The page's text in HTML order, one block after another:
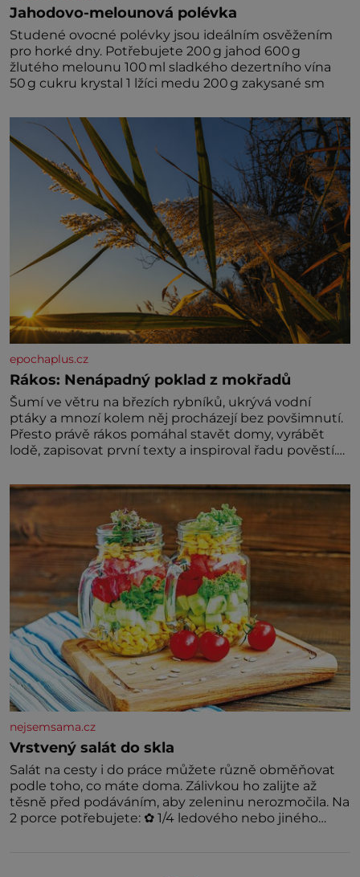
Jahodovo-melounová polévka
Studené ovocné polévky jsou ideálním osvěžením
pro horké dny. Potřebujete 200 g jahod 600 g
žlutého melounu 100 ml sladkého dezertního vína
50 g cukru krystal 1 lžíci medu 200 g zakysané sm
epochaplus.cz
Rákos: Nenápadný poklad z mokřadů
Šumí ve větru na březích rybníků, ukrývá vodní
ptáky a mnozí kolem něj procházejí bez povšimnutí.
Přesto právě rákos pomáhal stavět domy, vyrábět
lodě, zapisovat první texty a inspiroval řadu pověstí.
už tisíce let. Většina lidí vnímá rákos jen jako
obyčejnou kulisu letního koupání. Stačí se však
podívat
nejsemsama.cz
Vrstvený salát do skla
Salát na cesty i do práce můžete různě obměňovat
podle toho, co máte doma. Zálivkou ho zalijte až
těsně před podáváním, aby zeleninu nerozmočila. Na
2 porce potřebujete: ✿ 1/4 ledového nebo jiného